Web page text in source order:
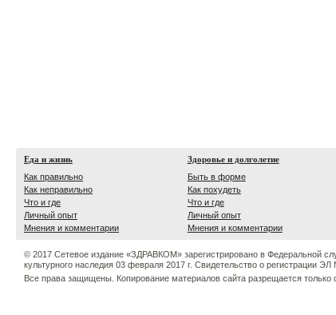
Еда и жизнь
Как правильно
Как неправильно
Что и где
Личный опыт
Мнения и комментарии
Здоровье и долголетие
Быть в форме
Как похудеть
Что и где
Личный опыт
Мнения и комментарии
© 2017 Сетевое издание «ЗДРАВКОМ» зарегистрировано в Федеральной
культурного наследия 03 февраля 2017 г. Свидетельство о регистрации
Все права защищены. Копирование материалов сайта разрещается только